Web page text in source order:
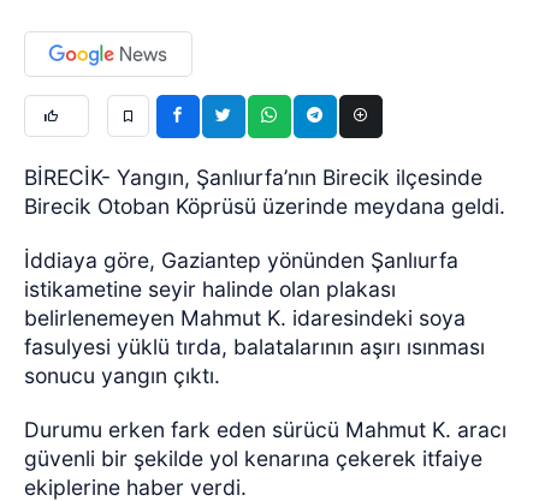
BİRECİK- Yangın, Şanlıurfa’nın Birecik ilçesinde
Birecik Otoban Köprüsü üzerinde meydana geldi.
İddiaya göre, Gaziantep yönünden Şanlıurfa
istikametine seyir halinde olan plakası
belirlenemeyen Mahmut K. idaresindeki soya
fasulyesi yüklü tırda, balatalarının aşırı ısınması
sonucu yangın çıktı.
Durumu erken fark eden sürücü Mahmut K. aracı
güvenli bir şekilde yol kenarına çekerek itfaiye
ekiplerine haber verdi.